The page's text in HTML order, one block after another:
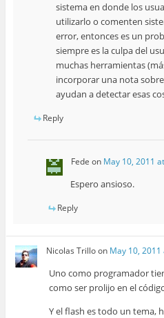
sistema en donde los
utilizarlo o comenten
error, entonces es un
siempre es la culpa del
muchas herramientas
incorporar una nota
ayudan a detectar esas
Reply
Fede on May 10, 2011
Espero ansioso.
Reply
Nicolas Trilloon May 10,
Uno como programador
como ser prolijo en el
Y el flash es todo un tema,